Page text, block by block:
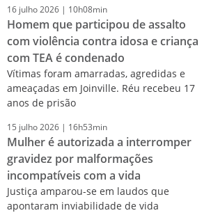
16 julho2026 | 10h08min
Homem que participou de assalto
com violência contra idosa e criança
com TEA é condenado
Vítimas foram amarradas, agredidas e
ameaçadas em Joinville. Réu recebeu 17
anos de prisão
15 julho2026 | 16h53min
Mulher é autorizada a interromper
gravidez por malformações
incompatíveis com a vida
Justiça amparou-se em laudos que
apontaram inviabilidade de vida